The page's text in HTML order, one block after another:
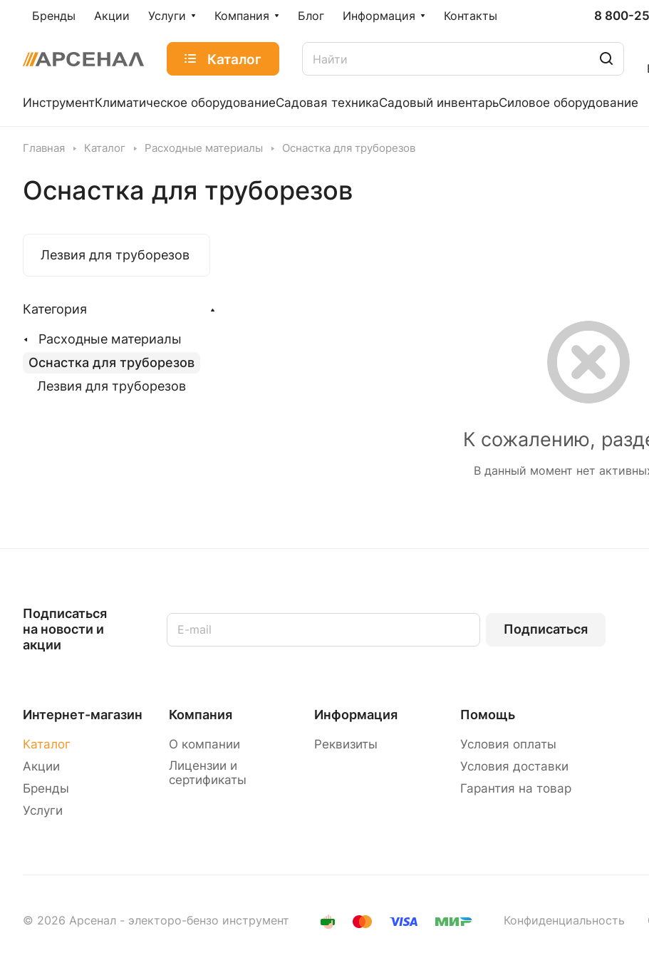
Бренды Акции Услуги Компания Блог Информация Контакты 8 800-
Каталог
ИнструментКлиматическое оборудованиеСадовая техникаСадовый инвентарьСиловое оборудование
Главная Каталог Расходные материалы Оснастка для труборезов
Оснастка для труборезов
Лезвия для труборезов
К сожалению,
В данный момент нет
Категория
Расходные материалы
Оснастка для труборезов
Лезвия для труборезов
Подписаться
на новости и
акции
Подписаться
Интернет-магазин
Каталог
Акции
Бренды
Услуги
Компания
О компании
Лицензии и
сертификаты
Информация
Реквизиты
Помощь
Условия оплаты
Условия доставки
Гарантия на товар
© 2026 Арсенал - электоро-бензо инструмент Конфиденциальность